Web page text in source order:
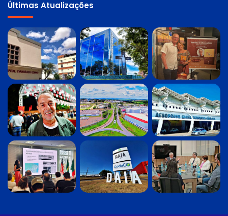
Últimas Atualizações